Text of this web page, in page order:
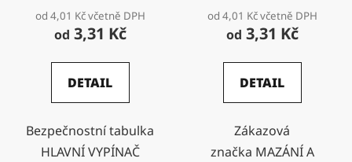
od 4,01 Kč včetně DPH
od 3,31 Kč
DETAIL
Bezpečnostní tabulka
HLAVNÍ VYPÍNAČ
od 4,01 Kč včetně DPH
od 3,31 Kč
DETAIL
Zákazová
značka MAZÁNÍ A